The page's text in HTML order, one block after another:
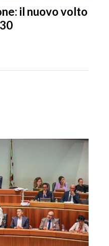
il nuovo volto